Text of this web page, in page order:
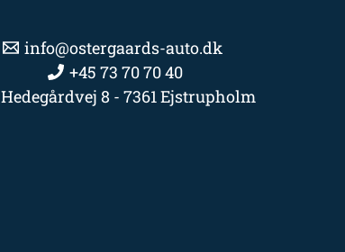
info@ostergaards-auto.dk
+45 73 70 70 40
Hedegårdvej 8 - 7361 Ejstrupholm